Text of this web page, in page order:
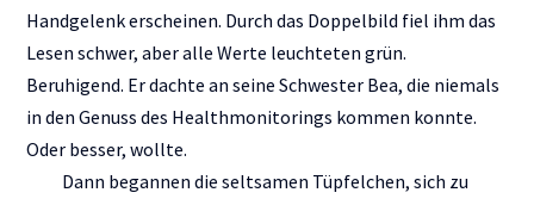
Handgelenk erscheinen. Durch das Doppelbild fiel ihm das
Lesen schwer, aber alle Werte leuchteten grün.
Beruhigend. Er dachte an seine Schwester Bea, die niemals
in den Genuss des Healthmonitorings kommen konnte.
Oder besser, wollte.
Dann begannen die seltsamen Tüpfelchen, sich zu